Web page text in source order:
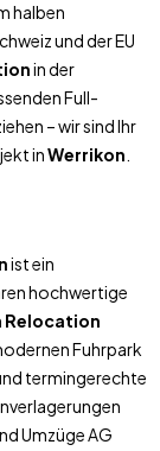
halben
und der EU
in der
Full-
– wir sind Ihr
inWerrikon
ist ein
hochwertige
Relocation
Fuhrpark
termingerechte
Umzüge AG